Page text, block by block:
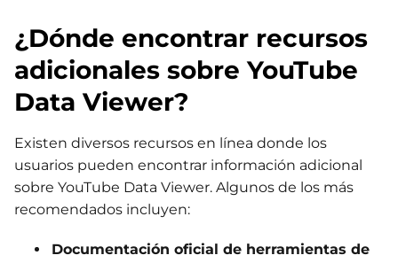
¿Dónde encontrar recursos
adicionales sobre YouTube
Data Viewer?
Existen diversos recursos en línea donde los
usuarios pueden encontrar información adicional
sobre YouTube Data Viewer. Algunos de los más
recomendados incluyen:
Documentación oficial de herramientas de